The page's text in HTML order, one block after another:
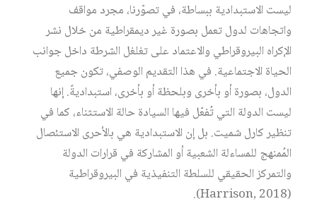
ليست الاستبدادية ببساطة، في تصوّرنا، مجرد مواقف
واتجاهات لدول تعمل بصورة غير ديمقراطية من خلال نشر
الإكراه البيروقراطي والاعتماد على تغلغل الشرطة داخل جوانب
الحياة الاجتماعية. في هذا التقديم الوصفي، تكون جميع
الدول، بصورة أو بأخرى وبلحظة أو بأخرى، استبداديةً. إنها
ليست الدولة التي تُفعّل فيها السيادة حالة الاستثناء، كما في
تنظير كارل شميت. بل إن الاستبدادية هي بالأحرى الاستئصال
المُمنهج للمساءلة الشعبية أو المشاركة في قرارات الدولة
والتمركز الحقيقي للسلطة التنفيذية في البيروقراطية
(Harrison, 2018).